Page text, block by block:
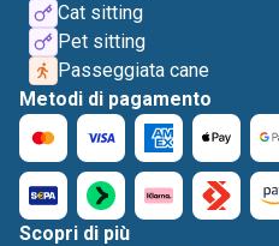
Cat sitting
Pet sitting
Passeggiata cane
Metodi di pagamento
Scopri di più